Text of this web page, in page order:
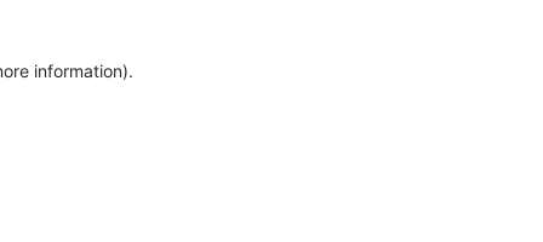
information).